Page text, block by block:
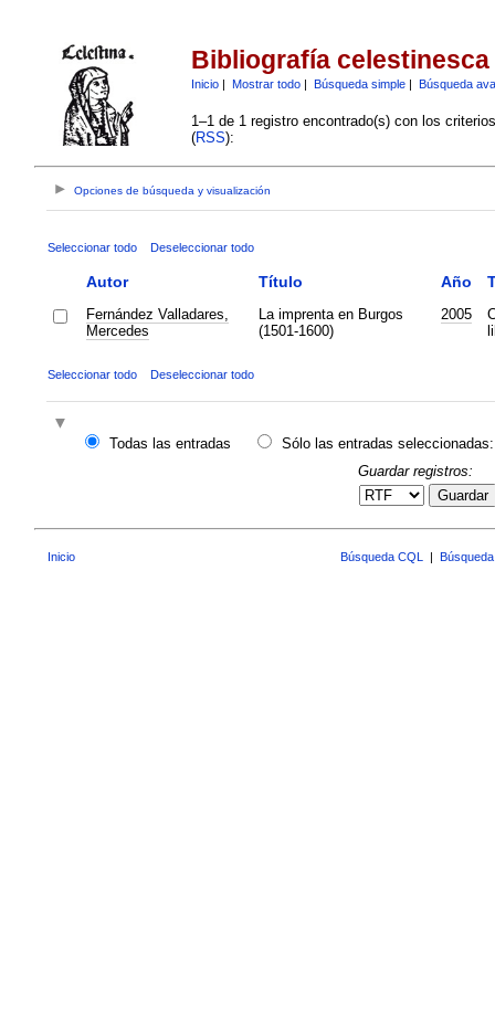
Bibliografía celestinesca
Inicio| Mostrar todo| Búsqueda simple| Búsqueda
1–1 de 1 registro encontrado(s) con los
(RSS):
Opciones de búsqueda y visualización
Seleccionar todo Deseleccionar todo
Autor Título Año
Fernández Valladares,
Mercedes
La imprenta en Burgos
(1501-1600)
2005
Seleccionar todo Deseleccionar todo
Todas las entradas
Sólo las entradas seleccionadas:
Guardar registros:
Guardar
Inicio Búsqueda CQL